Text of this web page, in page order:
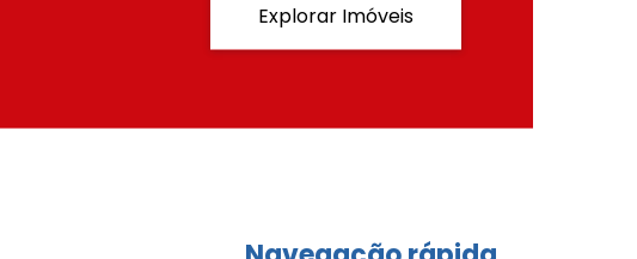
Explorar Imóveis